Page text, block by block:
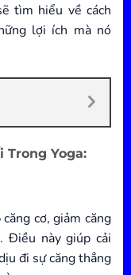
tìm hiểu về cách
lợi ích mà nó
Trong Yoga:
cơ, giảm căng
Điều này giúp cải
đi sự căng thẳng